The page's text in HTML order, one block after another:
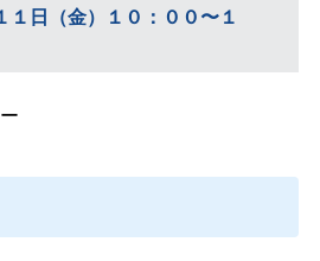
１日（金）１０：００〜１